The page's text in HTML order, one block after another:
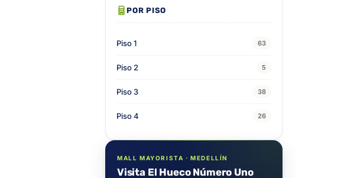
POR PISO
Piso 1 63
Piso 2 5
Piso 3 38
Piso 4 26
MALL MAYORISTA · MEDELLÍN
Visita El Hueco Número Uno